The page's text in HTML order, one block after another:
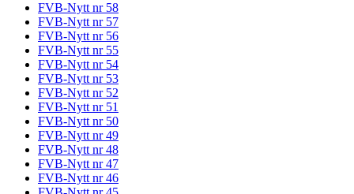
FVB-Nytt nr 58
FVB-Nytt nr 57
FVB-Nytt nr 56
FVB-Nytt nr 55
FVB-Nytt nr 54
FVB-Nytt nr 53
FVB-Nytt nr 52
FVB-Nytt nr 51
FVB-Nytt nr 50
FVB-Nytt nr 49
FVB-Nytt nr 48
FVB-Nytt nr 47
FVB-Nytt nr 46